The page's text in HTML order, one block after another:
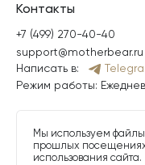
Контакты
+7 (499) 270-40-40
support@motherbear.ru
Написать в:
Режим работы:
Мы используем
прошлых посещениях
использования сайта.